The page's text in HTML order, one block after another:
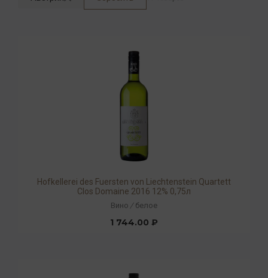
Hofkellerei des Fuersten von Liechtenstein Quartett
Clos Domaine 2016 12% 0,75л
Вино / белое
1 744.00 ₽